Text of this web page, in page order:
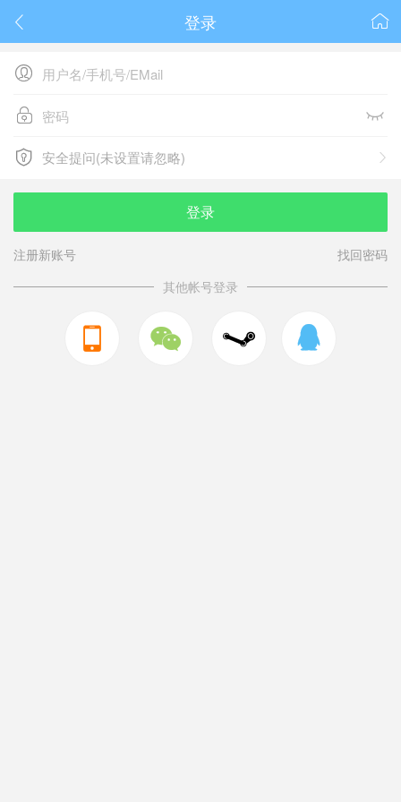
 
登录

 
 
安全提问(未设置请忽略)
安全提问(未设置请忽略)
登录
注册新账号
找回密码
其他帐号登录
  